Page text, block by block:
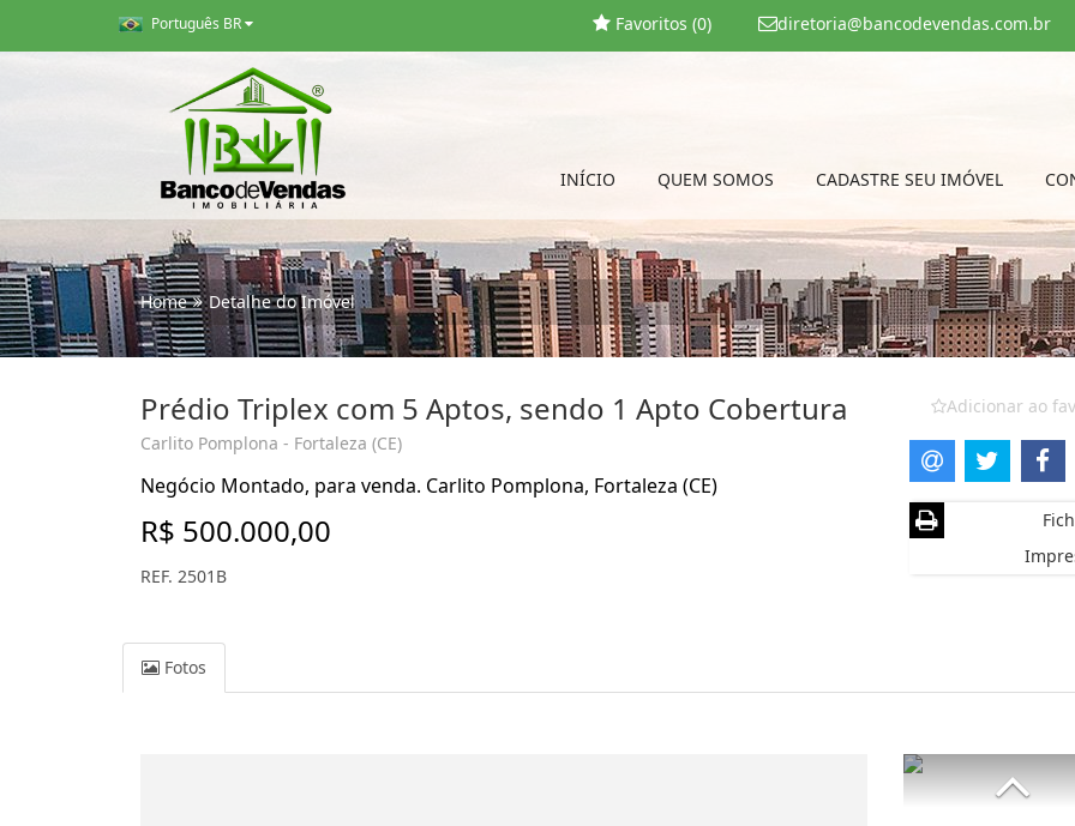
Português BR diretoria@bancodevendas.com.br
Favoritos (0)
INÍCIO QUEM SOMOS CADASTRE SEU IMÓVEL
Home Detalhe do Imóvel
Prédio Triplex com 5 Aptos, sendo 1 Apto Cobertura
Carlito Pomplona - Fortaleza (CE)
Negócio Montado, para venda. Carlito Pomplona, Fortaleza (CE)
R$ 500.000,00
REF. 2501B
Adicionar ao
Fotos